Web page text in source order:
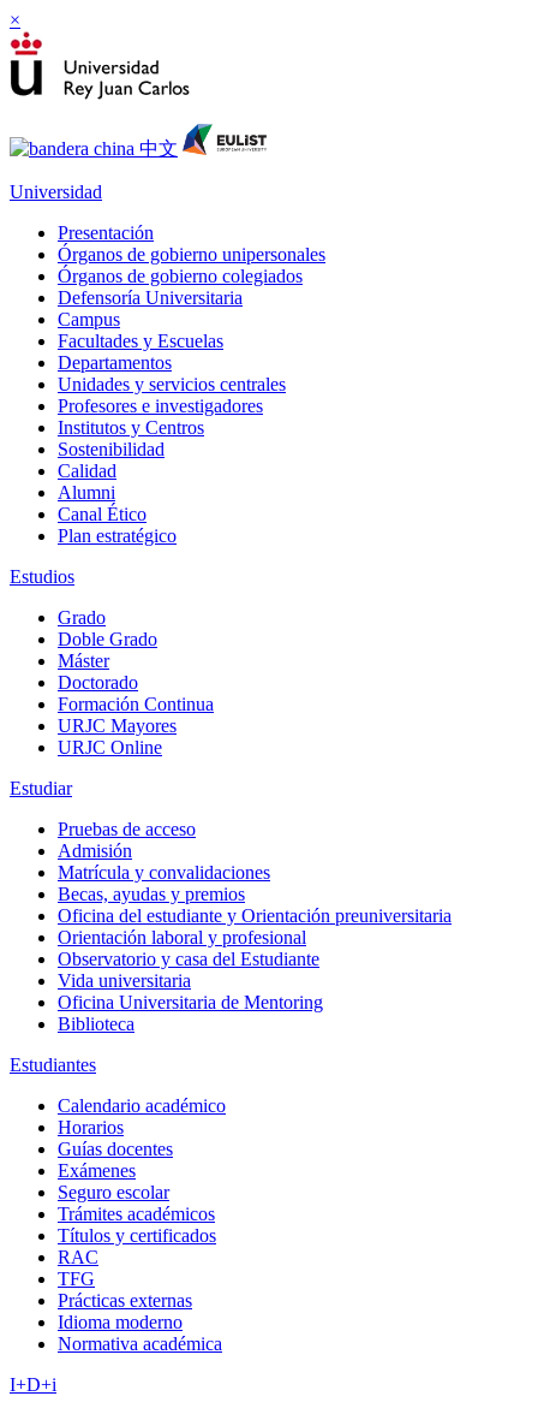
×
Universidad
Presentación
Órganos de gobierno unipersonales
Órganos de gobierno colegiados
Defensoría Universitaria
Campus
Facultades y Escuelas
Departamentos
Unidades y servicios centrales
Profesores e investigadores
Institutos y Centros
Sostenibilidad
Calidad
Alumni
Canal Ético
Plan estratégico
Estudios
Grado
Doble Grado
Máster
Doctorado
Formación Continua
URJC Mayores
URJC Online
Estudiar
Pruebas de acceso
Admisión
Matrícula y convalidaciones
Becas, ayudas y premios
Oficina del estudiante y Orientación preuniversitaria
Orientación laboral y profesional
Observatorio y casa del Estudiante
Vida universitaria
Oficina Universitaria de Mentoring
Biblioteca
Estudiantes
Calendario académico
Horarios
Guías docentes
Exámenes
Seguro escolar
Trámites académicos
Títulos y certificados
RAC
TFG
Prácticas externas
Idioma moderno
Normativa académica
I+D+i